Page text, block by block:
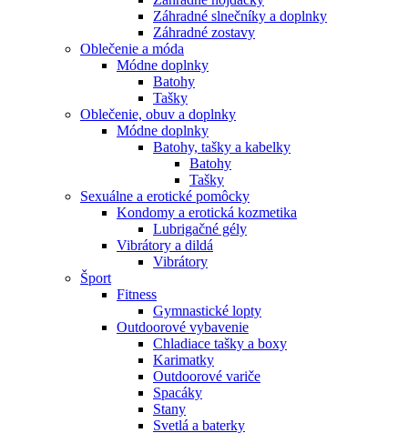
Záhradné slnečníky a doplnky
Záhradné zostavy
Oblečenie a móda
Módne doplnky
Batohy
Tašky
Oblečenie, obuv a doplnky
Módne doplnky
Batohy, tašky a kabelky
Batohy
Tašky
Sexuálne a erotické pomôcky
Kondomy a erotická kozmetika
Lubrigačné gély
Vibrátory a dildá
Vibrátory
Šport
Fitness
Gymnastické lopty
Outdoorové vybavenie
Chladiace tašky a boxy
Karimatky
Outdoorové variče
Spacáky
Stany
Svetlá a baterky